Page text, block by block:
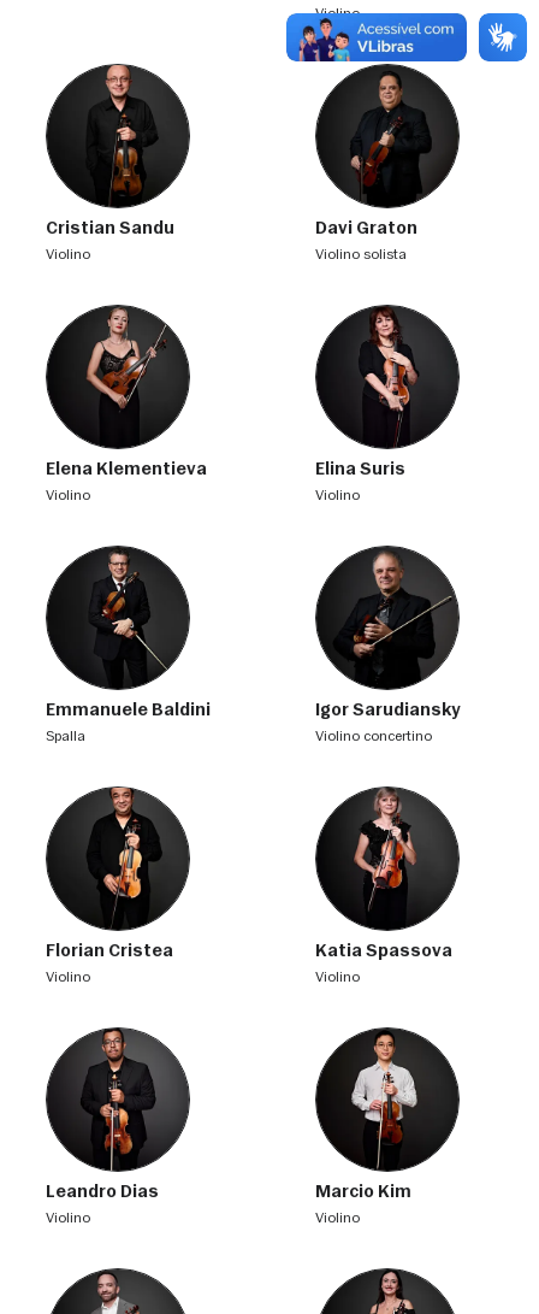
violino
Cristian Sandu
violino
Davi Graton
violino solista
Elena Klementieva
violino
Elina Suris
violino
Emmanuele Baldini
spalla
Igor Sarudiansky
violino concertino
Florian Cristea
violino
Katia Spassova
violino
Leandro Dias
violino
Marcio Kim
violino